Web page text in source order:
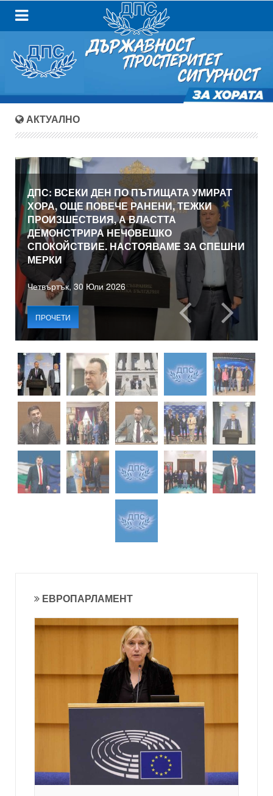
АКТУАЛНО
ДПС: ВСЕКИ ДЕН ПО ПЪТИЩАТА УМИРАТ
ХОРА, ОЩЕ ПОВЕЧЕ РАНЕНИ, ТЕЖКИ
ПРОИЗШЕСТВИЯ, А ВЛАСТТА
ДЕМОНСТРИРА НЕЧОВЕШКО
СПОКОЙСТВИЕ. НАСТОЯВАМЕ ЗА СПЕШНИ
МЕРКИ
Четвъртък, 30 Юли 2026
ПРОЧЕТИ
ЕВРОПАРЛАМЕНТ